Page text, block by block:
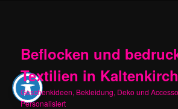
Beflocken und
Textilien in
Geschenkideen, Bekleidung, Deko und
Personalisiert